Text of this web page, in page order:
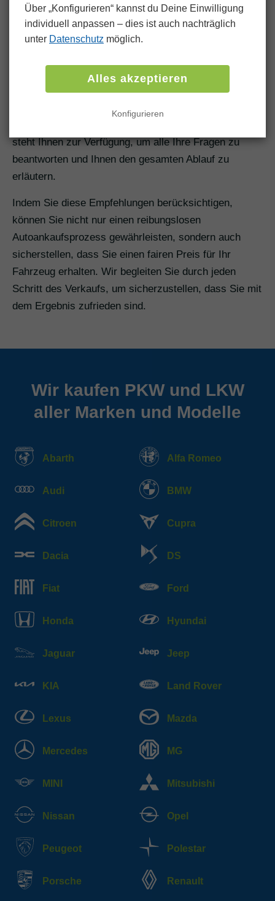
Ihren Bedürfnissen richten. Unabhängig davon, wo Sie
sich in Eichstegen befinden order einer anderen
Region, wir organisieren den Transport und kommen
Offene und klare Kommunikation
Eine transparente Kommunikation ist der Schlüssel zu
steht Ihnen zur Verfügung, um alle Ihre Fragen zu
beantworten und Ihnen den gesamten Ablauf zu
erläutern.
Indem Sie diese Empfehlungen berücksichtigen,
können Sie nicht nur einen reibungslosen
Autoankaufsprozess gewährleisten, sondern auch
sicherstellen, dass Sie einen fairen Preis für Ihr
Fahrzeug erhalten. Wir begleiten Sie durch jeden
Schritt des Verkaufs, um sicherzustellen, dass Sie mit
dem Ergebnis zufrieden sind.
Wir kaufen PKW und LKW
aller Marken und Modelle
Abarth Alfa Romeo
Audi BMW
Citroen Cupra
Dacia DS
Fiat Ford
Honda Hyundai
Jaguar Jeep
KIA Land Rover
Lexus Mazda
Mercedes MG
MINI Mitsubishi
Nissan Opel
Peugeot Polestar
Porsche Renault
Über „Konfigurieren“ kannst du Deine Einwilligung
individuell anpassen ‒ dies ist auch nachträglich
unter Datenschutz möglich.
Alles akzeptieren
Konfigurieren